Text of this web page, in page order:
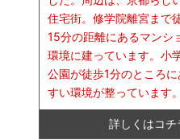
住宅街。修学院離宮まで
15分の距離にあるマンシ
環境に建っています。小
公園が徒歩1分のところ
すい環境が整っています。
詳しくはコチ